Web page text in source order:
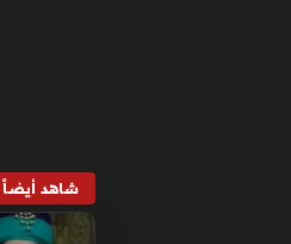
شاهد أيضاً